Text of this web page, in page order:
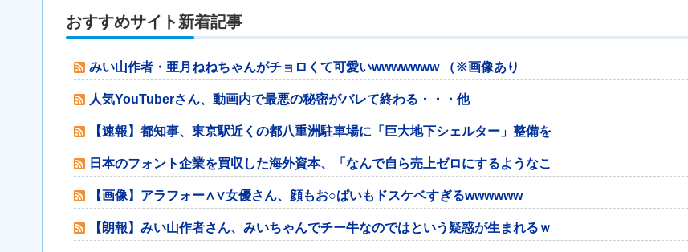
おすすめサイト新着記事
みい山作者・亜月ねねちゃんがチョロくて可愛いwwwwwww （※画像あり
人気YouTuberさん、動画内で最悪の秘密がバレて終わる・・・他
【速報】都知事、東京駅近くの都八重洲駐車場に「巨大地下シェルター」整備を
日本のフォント企業を買収した海外資本、「なんで自ら売上ゼロにするようなこ
【画像】アラフォー∧∨女優さん、顔もお○ぱいもドスケベすぎるwwwwww
【朗報】みい山作者さん、みいちゃんでチー牛なのではという疑惑が生まれるｗ